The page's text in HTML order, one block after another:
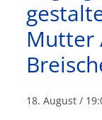
Mutter
18. August /